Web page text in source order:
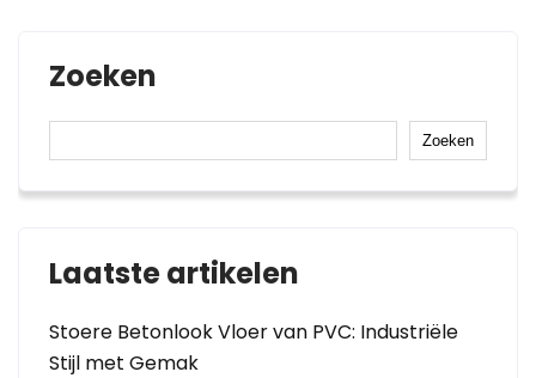
Zoeken
Zoeken
Laatste artikelen
Stoere Betonlook Vloer van PVC: Industriële
Stijl met Gemak